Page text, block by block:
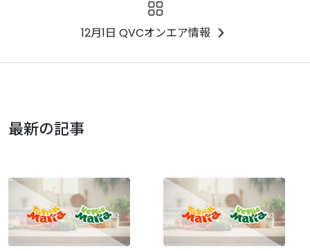
12月1日 QVCオンエア情報
最新の記事